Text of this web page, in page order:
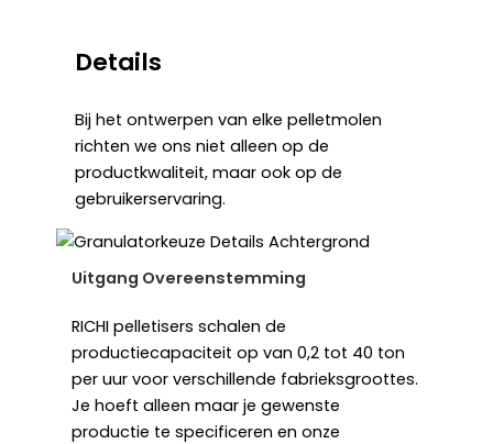
Details
Bij het ontwerpen van elke pelletmolen
richten we ons niet alleen op de
productkwaliteit, maar ook op de
gebruikerservaring.
Uitgang Overeenstemming
RICHI pelletisers schalen de
productiecapaciteit op van 0,2 tot 40 ton
per uur voor verschillende fabrieksgroottes.
Je hoeft alleen maar je gewenste
productie te specificeren en onze